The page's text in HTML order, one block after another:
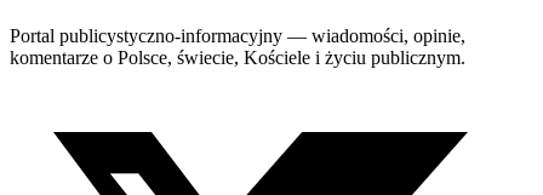
Portal publicystyczno-informacyjny — wiadomości, opinie,
komentarze o Polsce, świecie, Kościele i życiu publicznym.